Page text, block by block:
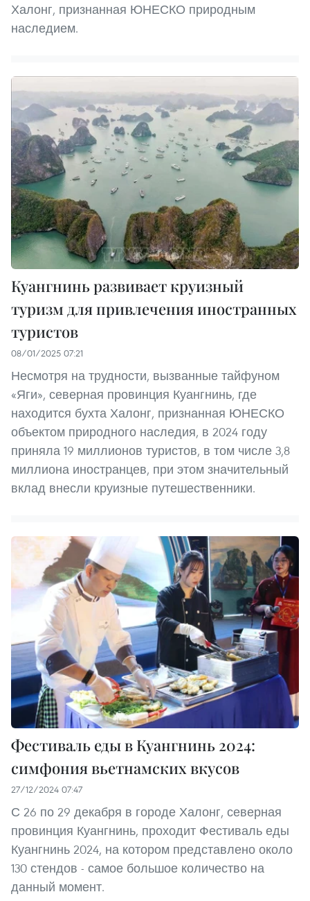
Халонг, признанная ЮНЕСКО природным
наследием.
Куангнинь развивает круизный
туризм для привлечения иностранных
туристов
08/01/2025 07:21
Несмотря на трудности, вызванные тайфуном
«Яги», северная провинция Куангнинь, где
находится бухта Халонг, признанная ЮНЕСКО
объектом природного наследия, в 2024 году
приняла 19 миллионов туристов, в том числе 3,8
миллиона иностранцев, при этом значительный
вклад внесли круизные путешественники.
Фестиваль еды в Куангнинь 2024:
симфония вьетнамских вкусов
27/12/2024 07:47
С 26 по 29 декабря в городе Халонг, северная
провинция Куангнинь, проходит Фестиваль еды
Куангнинь 2024, на котором представлено около
130 стендов - самое большое количество на
данный момент.